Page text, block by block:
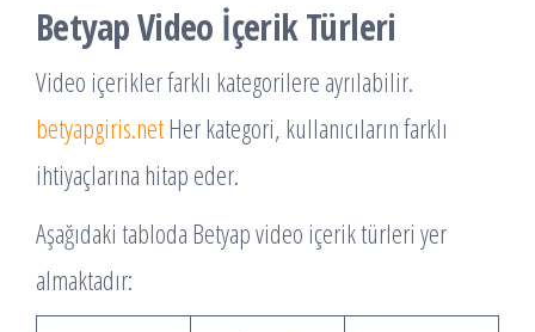
Betyap Video İçerik Türleri
Video içerikler farklı kategorilere ayrılabilir.
betyapgiris.net Her kategori, kullanıcıların farklı
ihtiyaçlarına hitap eder.
Aşağıdaki tabloda Betyap video içerik türleri yer
almaktadır: